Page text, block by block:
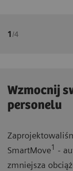
1 /4
Wzmocnij
personelu
SmartMove1 -
zmniejsza